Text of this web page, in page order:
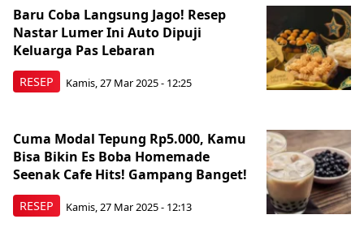
RESEP
Baru Coba Langsung Jago! Resep
Nastar Lumer Ini Auto Dipuji
Keluarga Pas Lebaran
Kamis, 27 Mar 2025 - 12:25
RESEP
Cuma Modal Tepung Rp5.000, Kamu
Bisa Bikin Es Boba Homemade
Seenak Cafe Hits! Gampang Banget!
Kamis, 27 Mar 2025 - 12:13